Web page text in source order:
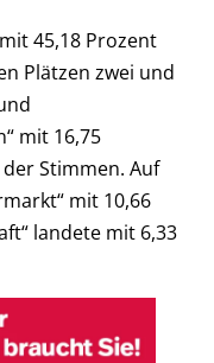
45,18 Prozent
Plätzen zwei und
mit 16,75
Stimmen. Auf
mit 10,66
landete mit 6,33